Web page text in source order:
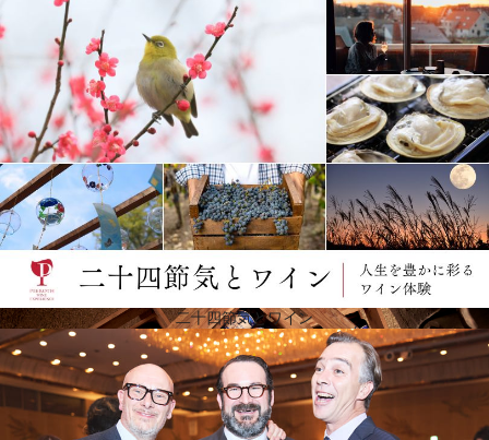
真のパイオニアに捧げられたラインナップ
2020年、ピーロートは345年の歴史を祝いました。ドイツ全土のワインの旅を表現し、異なる生産
地、多様な葡萄品種、さまざまなスタイルのワインが揃っています。17世紀の創業以来、彼らが大
切にしてきたことは、顧客との密な関係です。それは、今日に至るまで変わっていません。しか
し、彼らは常に時代の変化を独自の革新的な精神で受け止めてきました。このヴァイングート・ピ
ーロートのラインナップは、350年のワイン造りの歴史を称えています。
二十四節気とワイン